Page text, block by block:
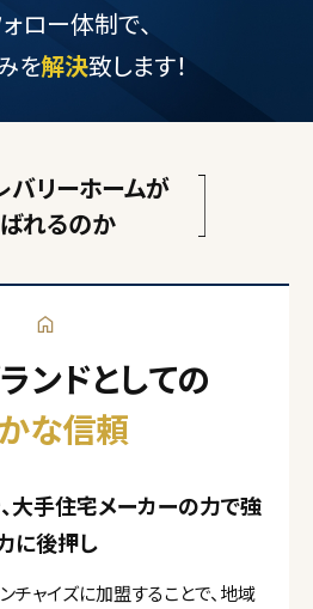
ロー体制で、
を解決致します！
バリーホームが
れるのか
ンドとしての
な信頼
大手住宅メーカーの力で強
に後押し
チャイズに加盟することで、地域